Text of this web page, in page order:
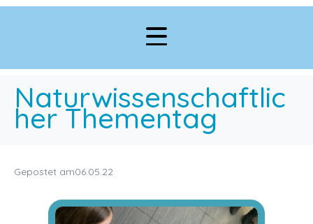
Naturwissenschaftlic
her Thementag
Gepostet am06.05.22